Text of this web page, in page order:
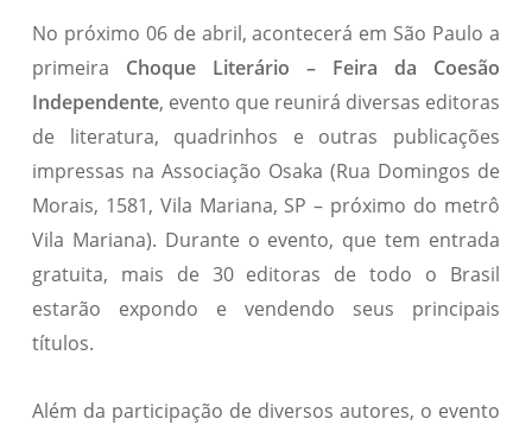
No próximo 06 de abril, acontecerá em São Paulo a
primeira Choque Literário – Feira da Coesão
Independente, evento que reunirá diversas editoras
de literatura, quadrinhos e outras publicações
impressas na Associação Osaka (Rua Domingos de
Morais, 1581, Vila Mariana, SP – próximo do metrô
Vila Mariana). Durante o evento, que tem entrada
gratuita, mais de 30 editoras de todo o Brasil
estarão expondo e vendendo seus principais
títulos.
Além da participação de diversos autores, o evento